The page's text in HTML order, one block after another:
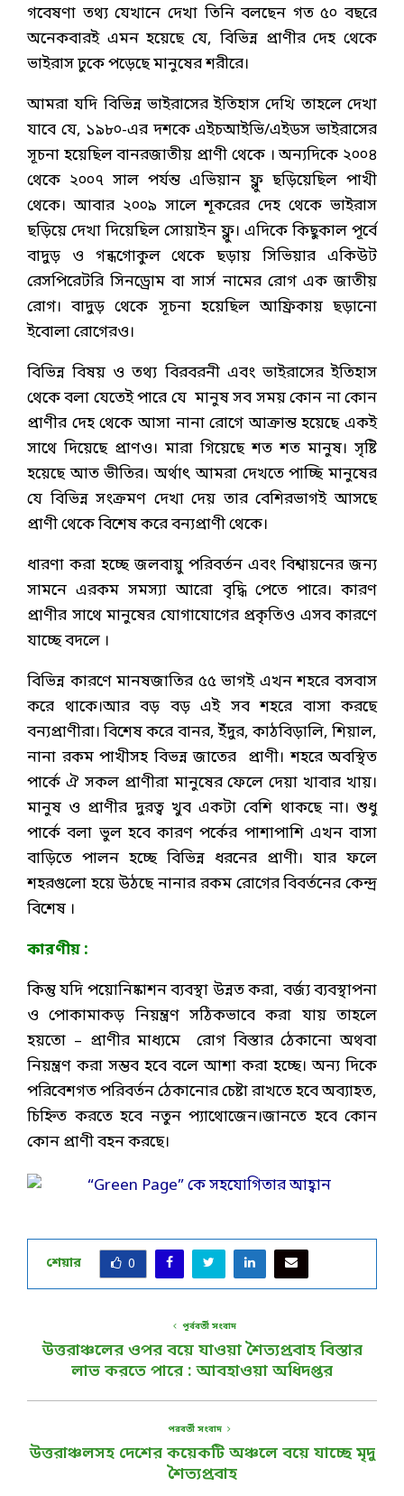
গবেষণা তথ্য যেখানে দেখা তিনি বলছেন গত ৫০ বছরে
অনেকবারই এমন হয়েছে যে, বিভিন্ন প্রাণীর দেহ থেকে
ভাইরাস ঢুকে পড়েছে মানুষের শরীরে।
আমরা যদি বিভিন্ন ভাইরাসের ইতিহাস দেখি তাহলে দেখা
যাবে যে, ১৯৮০-এর দশকে এইচআইভি/এইডস ভাইরাসের
সূচনা হয়েছিল বানরজাতীয় প্রাণী থেকে । অন্যদিকে ২০০৪
থেকে ২০০৭ সাল পর্যন্ত এভিয়ান ফ্লু ছড়িয়েছিল পাখী
থেকে। আবার ২০০৯ সালে শূকরের দেহ থেকে ভাইরাস
ছড়িয়ে দেখা দিয়েছিল সোয়াইন ফ্লু। এদিকে কিছুকাল পূর্বে
বাদুড় ও গন্ধগোকুল থেকে ছড়ায় সিভিয়ার একিউট
রেসপিরেটরি সিনড্রোম বা সার্স নামের রোগ এক জাতীয়
রোগ। বাদুড় থেকে সূচনা হয়েছিল আফ্রিকায় ছড়ানো
ইবোলা রোগেরও।
বিভিন্ন বিষয় ও তথ্য বিরবরনী এবং ভাইরাসের ইতিহাস
থেকে বলা যেতেই পারে যে মানুষ সব সময় কোন না কোন
প্রাণীর দেহ থেকে আসা নানা রোগে আক্রান্ত হয়েছে একই
সাথে দিয়েছে প্রাণও। মারা গিয়েছে শত শত মানুষ। সৃষ্টি
হয়েছে আত ভীতির। অর্থাৎ আমরা দেখতে পাচ্ছি মানুষের
যে বিভিন্ন সংক্রমণ দেখা দেয় তার বেশিরভাগই আসছে
প্রাণী থেকে বিশেষ করে বন্যপ্রাণী থেকে।
ধারণা করা হচ্ছে জলবায়ু পরিবর্তন এবং বিশ্বায়নের জন্য
সামনে এরকম সমস্যা আরো বৃদ্ধি পেতে পারে। কারণ
প্রাণীর সাথে মানুষের যোগাযোগের প্রকৃতিও এসব কারণে
যাচ্ছে বদলে ।
বিভিন্ন কারণে মানষজাতির ৫৫ ভাগই এখন শহরে বসবাস
করে থাকে।আর বড় বড় এই সব শহরে বাসা করছে
বন্যপ্রাণীরা। বিশেষ করে বানর, ইঁদুর, কাঠবিড়ালি, শিয়াল,
নানা রকম পাখীসহ বিভন্ন জাতের প্রাণী। শহরে অবস্থিত
পার্কে ঐ সকল প্রাণীরা মানুষের ফেলে দেয়া খাবার খায়।
মানুষ ও প্রাণীর দুরত্ব খুব একটা বেশি থাকছে না। শুধু
পার্কে বলা ভুল হবে কারণ পর্কের পাশাপাশি এখন বাসা
বাড়িতে পালন হচ্ছে বিভিন্ন ধরনের প্রাণী। যার ফলে
শহরগুলো হয়ে উঠছে নানার রকম রোগের বিবর্তনের কেন্দ্র
বিশেষ ।
কারণীয় :
কিন্তু যদি পয়োনিষ্কাশন ব্যবস্থা উন্নত করা, বর্জ্য ব্যবস্থাপনা
ও পোকামাকড় নিয়ন্ত্রণ সঠিকভাবে করা যায় তাহলে
হয়তো – প্রাণীর মাধ্যমে রোগ বিস্তার ঠেকানো অথবা
নিয়ন্ত্রণ করা সম্ভব হবে বলে আশা করা হচ্ছে। অন্য দিকে
পরিবেশগত পরিবর্তন ঠেকানোর চেষ্টা রাখতে হবে অব্যাহত,
চিহ্নিত করতে হবে নতুন প্যাথোজেন।জানতে হবে কোন
কোন প্রাণী বহন করছে।
শেয়ার 0
পূর্ববর্তী সংবাদ
উত্তরাঞ্চলের ওপর বয়ে যাওয়া শৈত্যপ্রবাহ বিস্তার
লাভ করতে পারে : আবহাওয়া অধিদপ্তর
পরবর্তী সংবাদ
উত্তরাঞ্চলসহ দেশের কয়েকটি অঞ্চলে বয়ে যাচ্ছে মৃদু
শৈত্যপ্রবাহ